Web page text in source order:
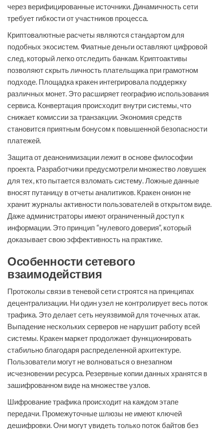
через верифицированные источники. Динамичность сети
требует гибкости от участников процесса.
Криптовалютные расчеты являются стандартом для
подобных экосистем. Фиатные деньги оставляют цифровой
след, который легко отследить банкам. Криптоактивы
позволяют скрыть личность плательщика при грамотном
подходе. Площадка кракен интегрировала поддержку
различных монет. Это расширяет географию использования
сервиса. Конвертация происходит внутри системы, что
снижает комиссии за транзакции. Экономия средств
становится приятным бонусом к повышенной безопасности
платежей.
Защита от деанонимизации лежит в основе философии
проекта. Разработчики предусмотрели множество ловушек
для тех, кто пытается взломать систему. Ложные данные
вносят путаницу в отчеты аналитиков. Кракен онион не
хранит журналы активности пользователей в открытом виде.
Даже администраторы имеют ограниченный доступ к
информации. Это принцип “нулевого доверия”, который
доказывает свою эффективность на практике.
Особенности сетевого
взаимодействия
Протоколы связи в теневой сети строятся на принципах
децентрализации. Ни один узел не контролирует весь поток
трафика. Это делает сеть неуязвимой для точечных атак.
Выпадение нескольких серверов не нарушит работу всей
системы. Кракен маркет продолжает функционировать
стабильно благодаря распределенной архитектуре.
Пользователи могут не волноваться о внезапном
исчезновении ресурса. Резервные копии данных хранятся в
зашифрованном виде на множестве узлов.
Шифрование трафика происходит на каждом этапе
передачи. Промежуточные шлюзы не имеют ключей
дешифровки. Они могут увидеть только поток байтов без